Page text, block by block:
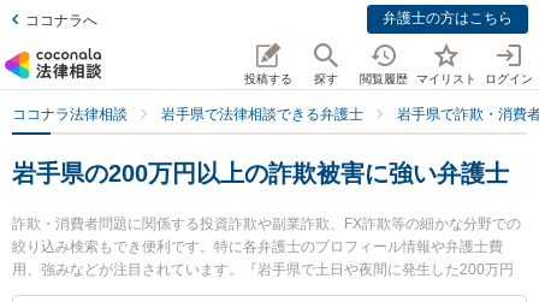
ココナラへ 弁護士の方はこちら
投稿する 探す 閲覧履歴 マイリスト ログイン
ココナラ法律相談 岩手県で法律相談できる弁護士 岩手県で詐欺・消費
岩手県の200万円以上の詐欺被害に強い弁護士
詐欺・消費者問題に関係する投資詐欺や副業詐欺、FX詐欺等の細かな分野での
絞り込み検索もでき便利です。特に各弁護士のプロフィール情報や弁護士費
用、強みなどが注目されています。『岩手県で土日や夜間に発生した200万円
以上の詐欺被害のトラブルを今すぐに弁護士に相談したい』『200万円以上の